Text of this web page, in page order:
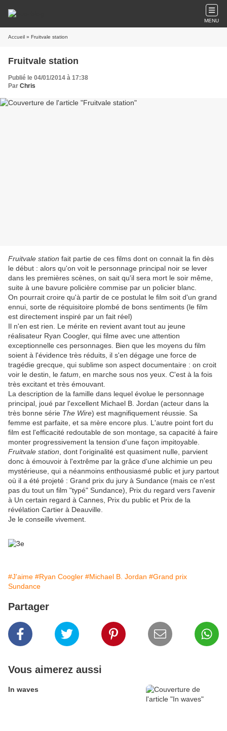
MENU
Accueil » Fruitvale station
Fruitvale station
Publié le 04/01/2014 à 17:38
Par Chris
Fruitvale station fait partie de ces films dont on connait la fin dès
le début : alors qu'on voit le personnage principal noir se lever
dans les premières scènes, on sait qu'il sera mort le soir même,
suite à une bavure policière commise par un policier blanc.
On pourrait croire qu'à partir de ce postulat le film soit d'un grand
ennui, sorte de réquisitoire plombé de bons sentiments (le film
est directement inspiré par un fait réel)
Il n'en est rien. Le mérite en revient avant tout au jeune
réalisateur Ryan Coogler, qui filme avec une attention
exceptionnelle ces personnages. Bien que les moyens du film
soient à l'évidence très réduits, il s'en dégage une force de
tragédie grecque, qui sublime son aspect documentaire : on croit
voir le destin, le fatum , en marche sous nos yeux. C'est à la fois
très excitant et très émouvant.
La description de la famille dans lequel évolue le personnage
principal, joué par l'excellent Michael B. Jordan (acteur dans la
très bonne série The Wire) est magnifiquement réussie. Sa
femme est parfaite, et sa mère encore plus. L'autre point fort du
film est l'efficacité redoutable de son montage, sa capacité à faire
monter progressivement la tension d'une façon impitoyable.
Fruitvale station , dont l'originalité est quasiment nulle, parvient
donc à émouvoir à l'extrême par la grâce d'une alchimie un peu
mystérieuse, qui a néanmoins enthousiasmé public et jury partout
où il a été projeté : Grand prix du jury à Sundance (mais ce n'est
pas du tout un film "typé" Sundance), Prix du regard vers l'avenir
à Un certain regard à Cannes, Prix du public et Prix de la
révélation Cartier à Deauville.
Je le conseille vivement.
#J'aime #Ryan Coogler #Michael B. Jordan #Grand prix
Sundance
Partager
Vous aimerez aussi
In waves